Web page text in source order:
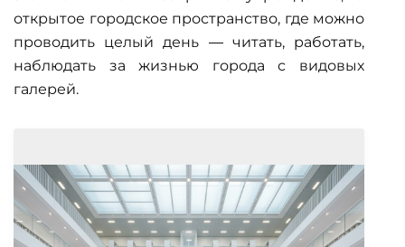
открытое городское пространство, где можно
проводить целый день — читать, работать,
наблюдать за жизнью города с видовых
галерей.